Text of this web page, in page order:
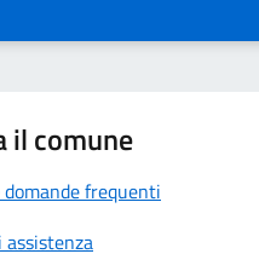
il comune
domande frequenti
assistenza